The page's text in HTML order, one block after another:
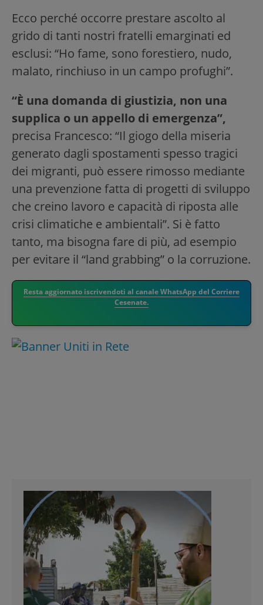
Ecco perché occorre prestare ascolto al
grido di tanti nostri fratelli emarginati ed
esclusi: “Ho fame, sono forestiero, nudo,
malato, rinchiuso in un campo profughi”.
“È una domanda di giustizia, non una
supplica o un appello di emergenza”,
precisa Francesco: “Il giogo della miseria
generato dagli spostamenti spesso tragici
dei migranti, può essere rimosso mediante
una prevenzione fatta di progetti di sviluppo
che creino lavoro e capacità di riposta alle
crisi climatiche e ambientali”. Si è fatto
tanto, ma bisogna fare di più, ad esempio
per evitare il “land grabbing” o la corruzione.
Resta aggiornato iscrivendoti al canale WhatsApp del Corriere
Cesenate.